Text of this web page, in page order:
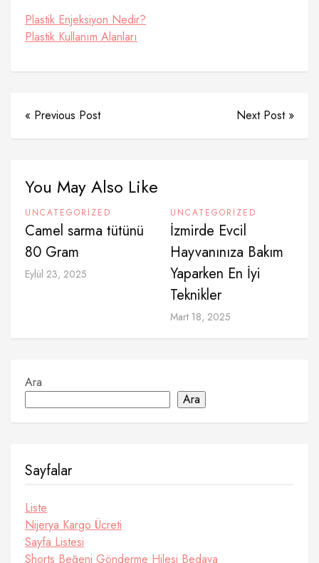
Plastik Enjeksiyon Nedir?
Plastik Kullanım Alanları
« Previous Post Next Post »
You May Also Like
UNCATEGORIZED
Camel sarma tütünü
80 Gram
Eylül 23, 2025
UNCATEGORIZED
İzmirde Evcil
Hayvanınıza Bakım
Yaparken En İyi
Teknikler
Mart 18, 2025
Ara
Ara
Sayfalar
Liste
Nijerya Kargo Ücreti
Sayfa Listesi
Shorts Beğeni Gönderme Hilesi Bedava